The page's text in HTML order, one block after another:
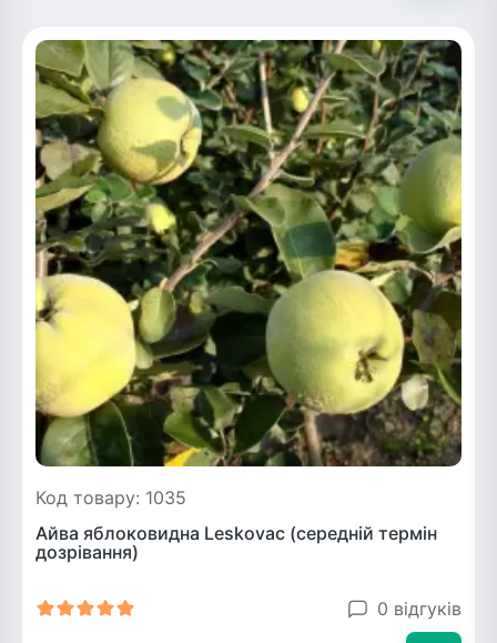
Код товару: 1035
Айва яблоковидна Leskovac (середній термін
дозрівання)
0 відгуків